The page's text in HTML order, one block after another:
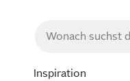
Inspiration